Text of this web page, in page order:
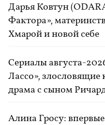
Дарья Ковтун
Фактора»,
Хмарой и новой себе
Сериалы августа-
Лассо»,
драма с сыном
Алина Гросу: